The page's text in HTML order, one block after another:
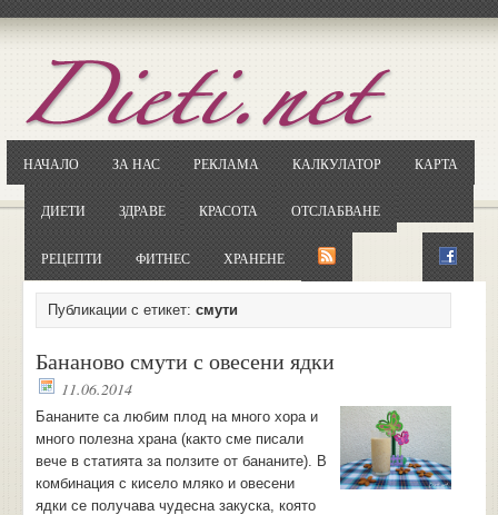
НАЧАЛО ЗА НАС РЕКЛАМА КАЛКУЛАТОР КАРТА
ДИЕТИ ЗДРАВЕ КРАСОТА ОТСЛАБВАНЕ
РЕЦЕПТИ ФИТНЕС ХРАНЕНЕ
Публикации с етикет: смути
Бананово смути с овесени ядки
11.06.2014
Бананите са любим плод на много хора и
много полезна храна (както сме писали
вече в статията за ползите от бананите). В
комбинация с кисело мляко и овесени
ядки се получава чудесна закуска, която
ОтворетеGoogle.bg
Потърсете "Cloxy"
Кликнете на първия резултат
... и я въведете в полето: